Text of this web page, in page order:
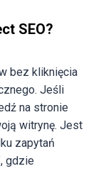
SEO?
bez kliknięcia
Jeśli
na stronie
witrynę. Jest
zapytań
gdzie